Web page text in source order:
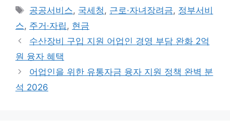
Tags
공공서비스, 국세청 , 근로·자녀장려금, 정부서비
스, 주거·자립 , 현금
수산장비 구입 지원 어업인 경영 부담 완화 2억
원 융자 혜택
어업인을 위한 유통자금 융자 지원 정책 완벽 분
석 2026